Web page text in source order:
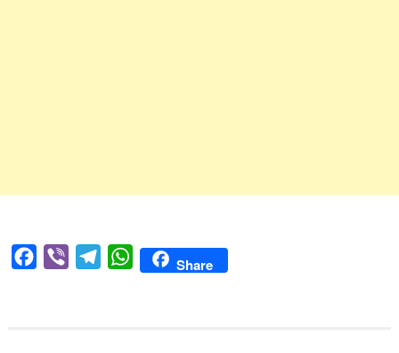
Facebook
Viber TelegramWhatsAppShare